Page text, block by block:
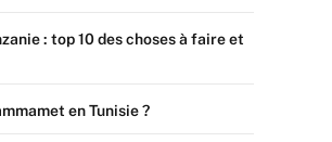
: top 10 des choses à faire et
en Tunisie ?